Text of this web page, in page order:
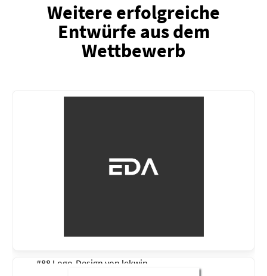
Weitere erfolgreiche
Entwürfe aus dem
Wettbewerb
#88 Logo-Design von lekwin